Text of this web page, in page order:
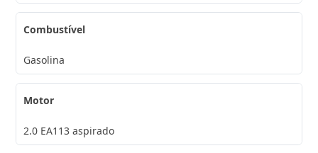
Combustível
Gasolina
Motor
2.0 EA113 aspirado